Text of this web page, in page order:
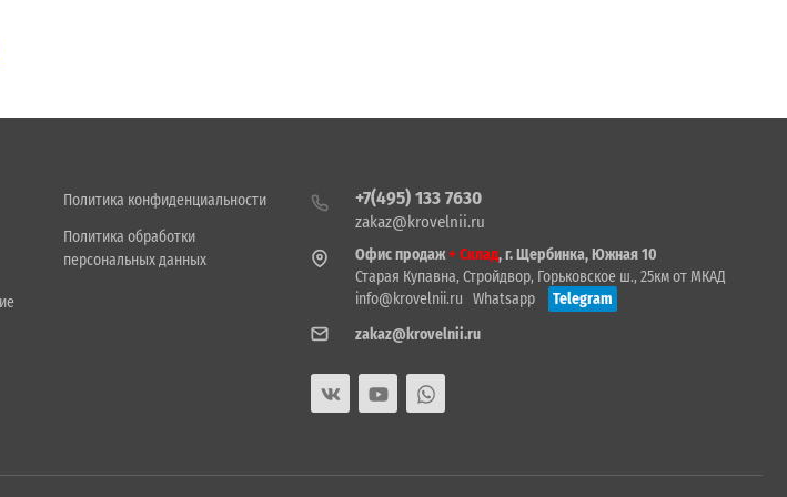
Политика конфиденциальности
Политика обработки
персональных данных
+7(495) 133 7630
zakaz@krovelnii.ru
Офис продаж+ Склад, г. Щербинка, Южная 10
Старая Купавна, Стройдвор, Горьковское ш., 25км от МКАД
info@krovelnii.ru
Whatsapp
Telegram
zakaz@krovelnii.ru